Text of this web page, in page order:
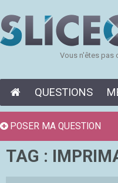
Vous n'êtes pas
QUESTIONS
TAG :
POSER MA QUESTION